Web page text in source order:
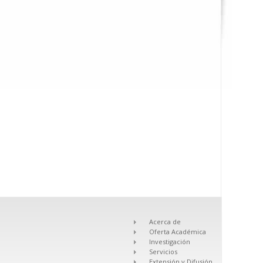
Acerca de
Oferta Académica
Investigación
Servicios